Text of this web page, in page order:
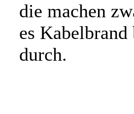
die machen
es
durch.